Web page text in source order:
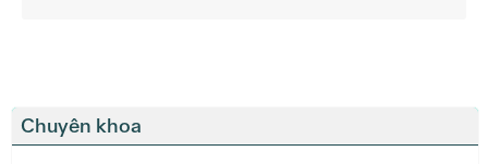
Chuyên khoa